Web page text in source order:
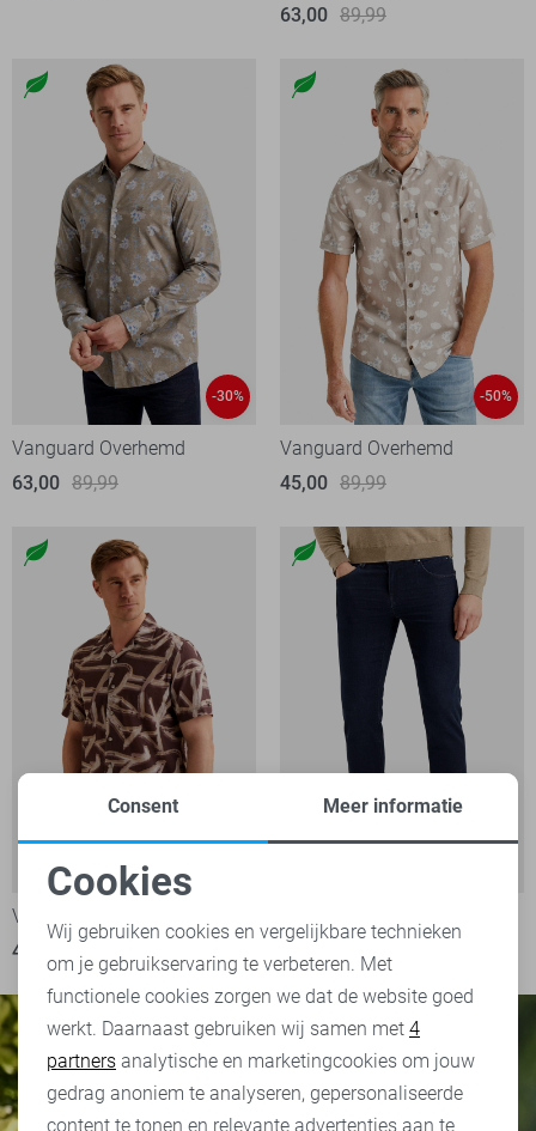
63,00 89,99
-30%
Vanguard Overhemd
63,00 89,99
-50%
Vanguard Overhemd
45,00 89,99
Vanguard Overhemd
45,00
89,99
129,99
Noodzakelijke cookies
Personalisatie cookies
Analytische cookies
Marketing cookies
Consent Meer informatie
Cookies
Wij gebruiken cookies en vergelijkbare technieken
om je gebruikservaring te verbeteren. Met
functionele cookies zorgen we dat de website goed
werkt. Daarnaast gebruiken wij samen met 4
partners analytische en marketingcookies om jouw
gedrag anoniem te analyseren, gepersonaliseerde
content te tonen en relevante advertenties aan te